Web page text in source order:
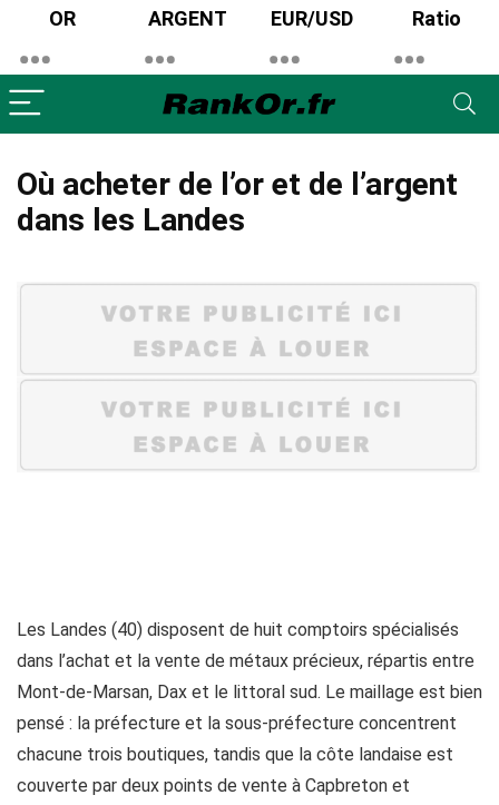
OR ARGENT EUR/USD Ratio
Où acheter de l’or et de l’argent
dans les Landes
Les Landes (40) disposent de huit comptoirs spécialisés
dans l’achat et la vente de métaux précieux, répartis entre
Mont-de-Marsan, Dax et le littoral sud. Le maillage est bien
pensé : la préfecture et la sous-préfecture concentrent
chacune trois boutiques, tandis que la côte landaise est
couverte par deux points de vente à Capbreton et